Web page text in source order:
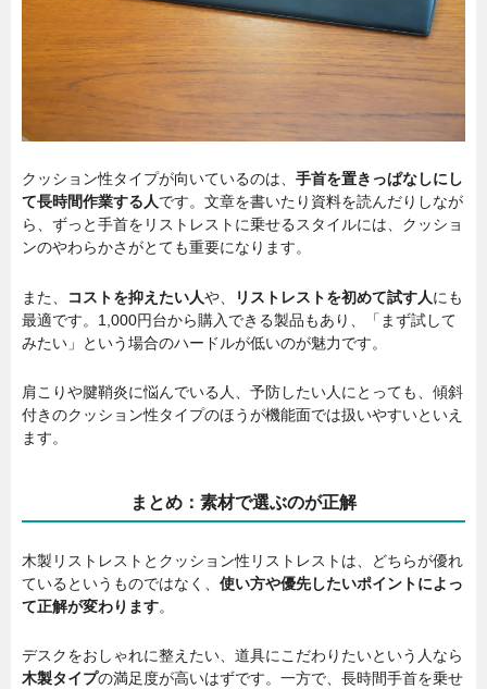
クッション性タイプが向いているのは、 手首を置きっぱなしにし
て長時間作業する人です。文章を書いたり資料を読んだりしなが
ら、ずっと手首をリストレストに乗せるスタイルには、クッショ
ンのやわらかさがとても重要になります。
また、 コストを抑えたい人や、 リストレストを初めて試す人にも
最適です。1,000円台から購入できる製品もあり、「まず試して
みたい」という場合のハードルが低いのが魅力です。
肩こりや腱鞘炎に悩んでいる人、予防したい人にとっても、傾斜
付きのクッション性タイプのほうが機能面では扱いやすいといえ
ます。
まとめ：素材で選ぶのが正解
木製リストレストとクッション性リストレストは、どちらが優れ
ているというものではなく、 使い方や優先したいポイントによっ
て正解が変わります。
デスクをおしゃれに整えたい、道具にこだわりたいという人なら
木製タイプの満足度が高いはずです。一方で、長時間手首を乗せ